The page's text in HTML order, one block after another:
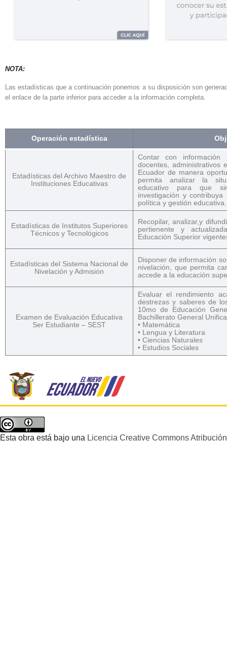
NOTA:
Las estadísticas que a continuación ponemos a su disposición son
el enlace de la parte inferior para acceder a la información completa.
Operación estadística
Estadísticas del Archivo Maestro de
Instituciones Educativas
Contar con información
docentes, administrativos
Ecuador de manera
permita analizar la
educativo para que
investigación y
política y gestión educativa.
Estadísticas de Institutos Superiores
Técnicos y Tecnológicos
Recopilar, analizar,y
pertienente y
Educación Superior
Estadísticas del Sistema Nacional de
Nivelación y Admisión
Disponer de información
nivelación, que permita
accede a la educación
Examen de Evaluación Educativa
Ser Estudiante – SEST
Evaluar el rendimiento
destrezas y saberes de
10mo de Educación
Bachillerato General
• Matemática
• Lengua y Literatura
• Ciencias Naturales
• Estudios Sociales
Esta obra está bajo una Licencia Creative Commons